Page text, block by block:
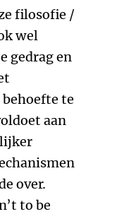
filosofie /
wel
gedrag en
te
aan
over.
to be